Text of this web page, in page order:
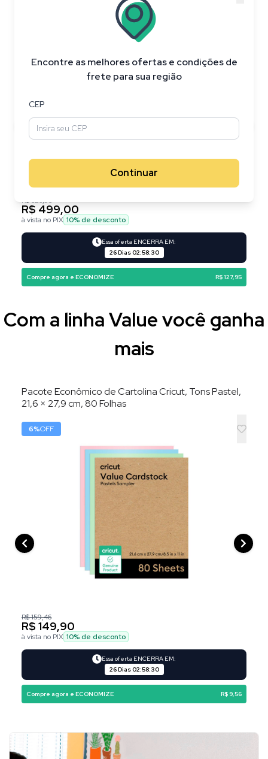
Encontre as melhores ofertas e condições de
frete para sua região
CEP
Continuar
R$ 626,95
R$ 499,00
à vista no PIX 10% de desconto
Essa oferta ENCERRA EM:
26 Dias02:58:29
Compre agora e ECONOMIZE R$ 127,95
Com a linha Value você ganha
mais
Pacote Econômico de Cartolina Cricut, Tons Pastel,
21,6 × 27,9 cm, 80 Folhas
6%OFF
R$ 159,46
R$ 149,90
à vista no PIX 10% de desconto
Essa oferta ENCERRA EM:
26 Dias02:58:29
Compre agora e ECONOMIZE R$ 9,56